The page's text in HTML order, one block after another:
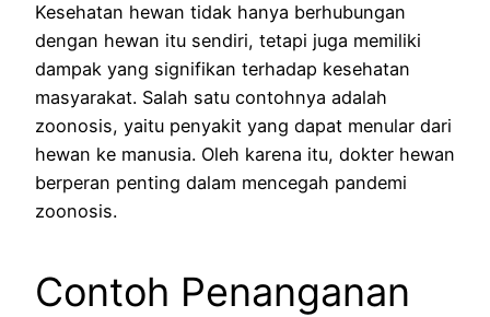
Kesehatan hewan tidak hanya berhubungan
dengan hewan itu sendiri, tetapi juga memiliki
dampak yang signifikan terhadap kesehatan
masyarakat. Salah satu contohnya adalah
zoonosis, yaitu penyakit yang dapat menular dari
hewan ke manusia. Oleh karena itu, dokter hewan
berperan penting dalam mencegah pandemi
zoonosis.
Contoh Penanganan